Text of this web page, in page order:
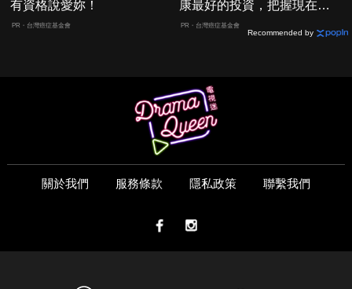
有資格說愛妳！
PR・台灣癌症基金會
康最好的投資，把握現在不
嫌晚！
PR・台灣癌症基金會
Recommended by
關於我們 服務條款 隱私政策 聯繫我們